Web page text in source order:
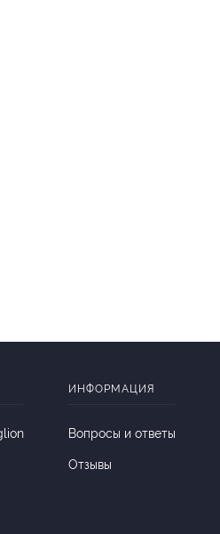
ИНФОРМАЦИЯ
Вопросы и ответы
Отзывы